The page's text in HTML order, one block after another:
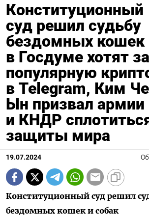
Конституционный
суд решил судьбу
бездомных кошек
в Госдуме хотят
популярную
в Telegram, Ким
Ын призвал армии
и КНДР
защиты мира
19.07.2024
Конституционный суд решил
бездомных кошек и собак